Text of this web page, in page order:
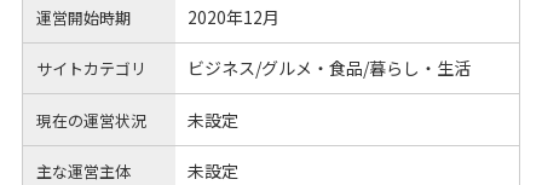
運営開始時期 2020年12月
サイトカテゴリ ビジネス/グルメ・食品/暮らし・生活
現在の運営状況 未設定
主な運営主体 未設定